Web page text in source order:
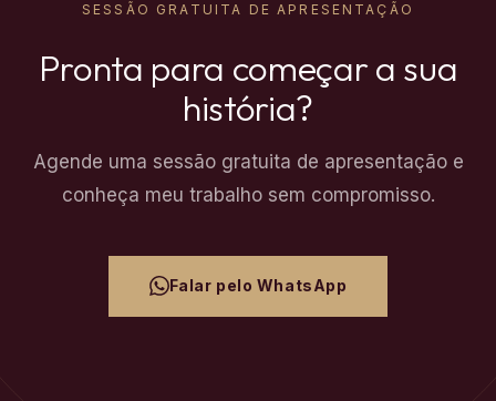
SESSÃO GRATUITA DE APRESENTAÇÃO
Pronta para começar a sua
história?
Agende uma sessão gratuita de apresentação e
conheça meu trabalho sem compromisso.
Falar pelo WhatsApp